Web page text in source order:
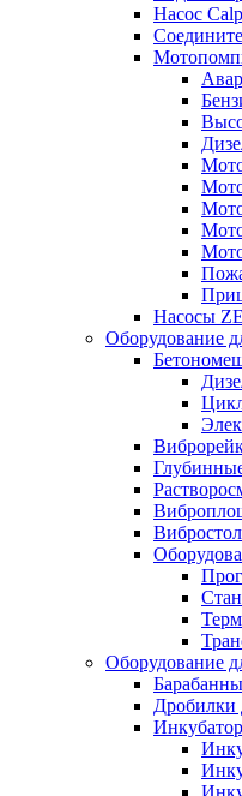
Насос
Насосы
Оборудование
Оборудование
Дробилки